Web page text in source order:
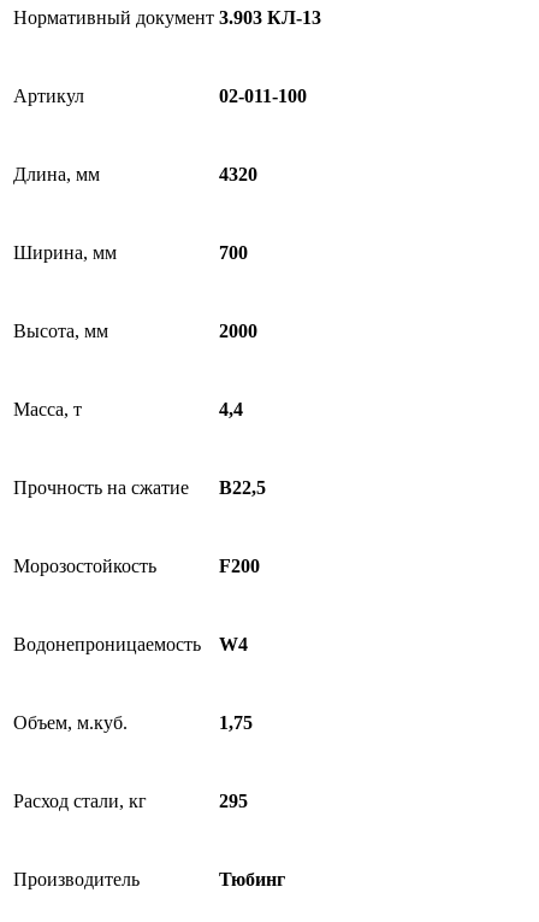
Нормативный документ 3.903 КЛ-13
Артикул 02-011-100
Длина, мм 4320
Ширина, мм 700
Высота, мм 2000
Масса, т 4,4
Прочность на сжатие В22,5
Морозостойкость F200
Водонепроницаемость W4
Объем, м.куб. 1,75
Расход стали, кг 295
Производитель Тюбинг